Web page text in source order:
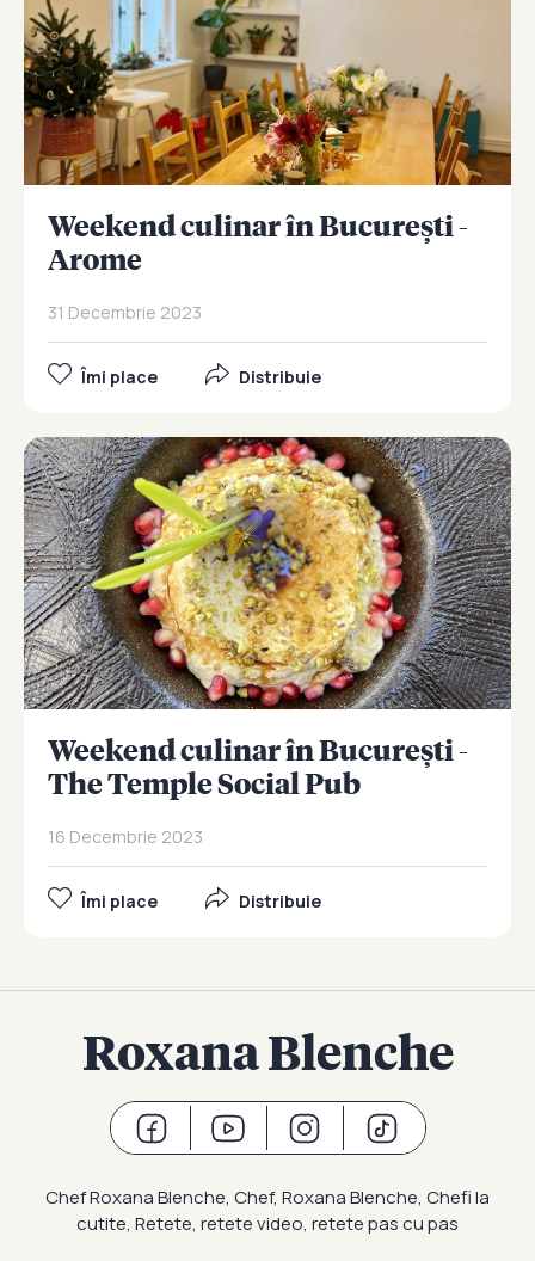
Weekend culinar în București -
Arome
31 Decembrie 2023
Îmi place Distribuie
Weekend culinar în București -
The Temple Social Pub
16 Decembrie 2023
Îmi place Distribuie
Roxana Blenche
Chef Roxana Blenche, Chef, Roxana Blenche, Chefi la
cutite, Retete, retete video, retete pas cu pas